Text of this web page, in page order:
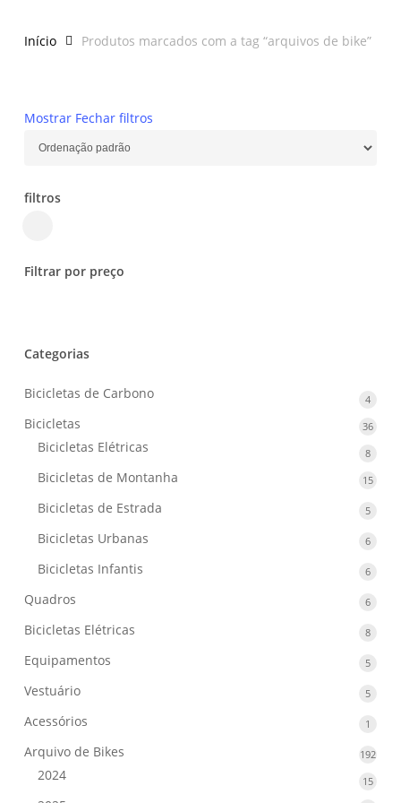
Início Produtos marcados com a tag “arquivos de bike”
Mostrar Fechar filtros
filtros
Filtrar por preço
Categorias
Bicicletas de Carbono 44
Bicicletas 3636
Bicicletas Elétricas 88
Bicicletas de Montanha 1515
Bicicletas de Estrada 55
Bicicletas Urbanas 66
Bicicletas Infantis 66
Quadros 66
Bicicletas Elétricas 88
Equipamentos 55
Vestuário 55
Acessórios 1
Arquivo de Bikes 192192
2024 1515